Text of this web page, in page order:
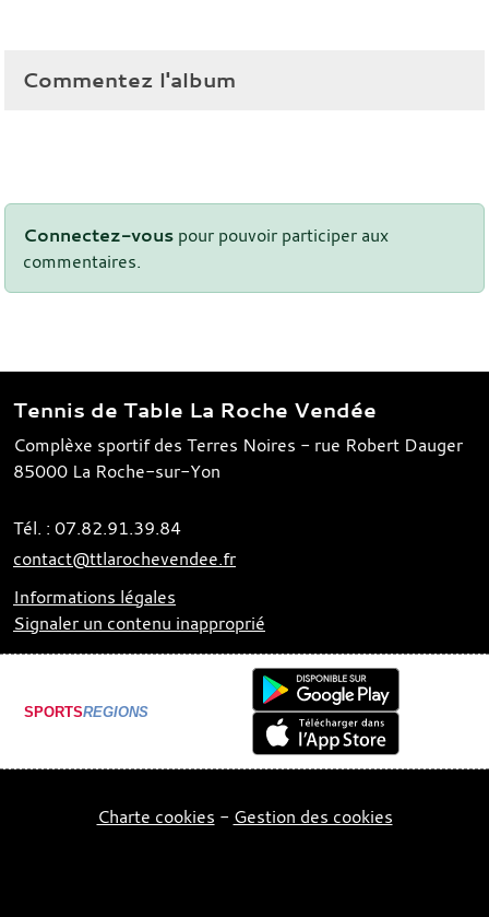
Commentez l'album
Connectez-vous pour pouvoir participer aux
commentaires.
Tennis de Table La Roche Vendée
Complèxe sportif des Terres Noires - rue Robert Dauger
85000 La Roche-sur-Yon
Tél. : 07.82.91.39.84
contact@ttlarochevendee.fr
Informations légales
Signaler un contenu inapproprié
SPORTSREGIONS
Charte cookies Gestion des cookies